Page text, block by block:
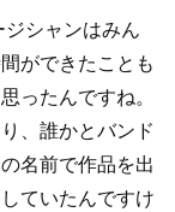
シャンはみん
ができたことも
ったんですね。
、誰かとバンド
名前で作品を出
ていたんですけ